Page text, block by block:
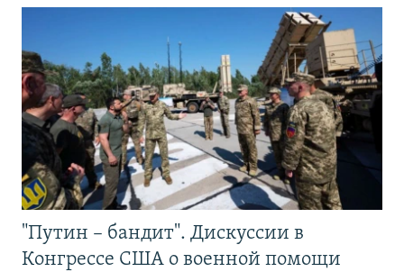
"Путин – бандит". Дискуссии в
Конгрессе США о военной помощи